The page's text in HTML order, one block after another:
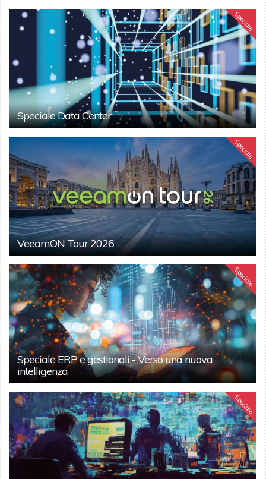
Speciale
Speciale Data Center
Speciale
VeeamON Tour 2026
Speciale
Speciale ERP e gestionali - Verso una nuova
intelligenza
Speciale